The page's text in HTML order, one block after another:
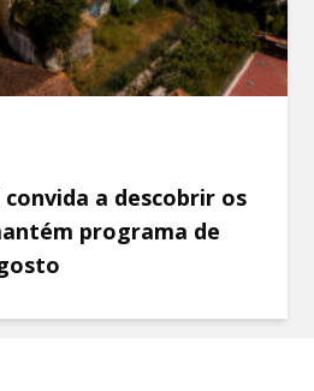
a descobrir os
programa de